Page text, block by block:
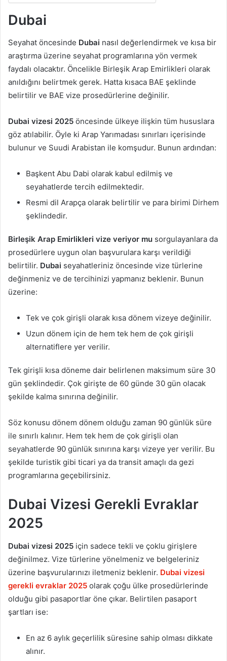
Dubai
Seyahat öncesinde Dubai nasıl değerlendirmek ve kısa bir
araştırma üzerine seyahat programlarına yön vermek
faydalı olacaktır. Öncelikle Birleşik Arap Emirlikleri olarak
anıldığını belirtmek gerek. Hatta kısaca BAE şeklinde
belirtilir ve BAE vize prosedürlerine değinilir.
Dubai vizesi 2025 öncesinde ülkeye ilişkin tüm hususlara
göz atılabilir. Öyle ki Arap Yarımadası sınırları içerisinde
bulunur ve Suudi Arabistan ile komşudur. Bunun ardından:
Başkent Abu Dabi olarak kabul edilmiş ve
seyahatlerde tercih edilmektedir.
Resmi dil Arapça olarak belirtilir ve para birimi Dirhem
şeklindedir.
Birleşik Arap Emirlikleri vize veriyor mu sorgulayanlara da
prosedürlere uygun olan başvurulara karşı verildiği
belirtilir. Dubai seyahatleriniz öncesinde vize türlerine
değinmeniz ve de tercihinizi yapmanız beklenir. Bunun
üzerine:
Tek ve çok girişli olarak kısa dönem vizeye değinilir.
Uzun dönem için de hem tek hem de çok girişli
alternatiflere yer verilir.
Tek girişli kısa döneme dair belirlenen maksimum süre 30
gün şeklindedir. Çok girişte de 60 günde 30 gün olacak
şekilde kalma sınırına değinilir.
Söz konusu dönem dönem olduğu zaman 90 günlük süre
ile sınırlı kalınır. Hem tek hem de çok girişli olan
seyahatlerde 90 günlük sınırına karşı vizeye yer verilir. Bu
şekilde turistik gibi ticari ya da transit amaçlı da gezi
programlarına geçebilirsiniz.
Dubai Vizesi Gerekli Evraklar
2025
Dubai vizesi 2025 için sadece tekli ve çoklu girişlere
değinilmez. Vize türlerine yönelmeniz ve belgeleriniz
üzerine başvurularınızı iletmeniz beklenir. Dubai vizesi
gerekli evraklar 2025 olarak çoğu ülke prosedürlerinde
olduğu gibi pasaportlar öne çıkar. Belirtilen pasaport
şartları ise:
En az 6 aylık geçerlilik süresine sahip olması dikkate
alınır.